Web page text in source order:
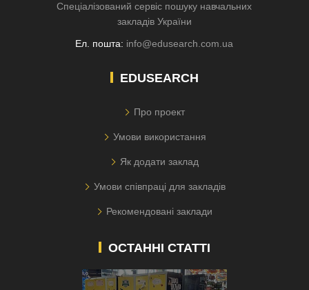
Спеціалізований сервіс пошуку навчальних
закладів України
Ел. пошта: info@edusearch.com.ua
EDUSEARCH
Про проект
Умови використання
Як додати заклад
Умови співпраці для закладів
Рекомендовані заклади
ОСТАННІ СТАТТІ